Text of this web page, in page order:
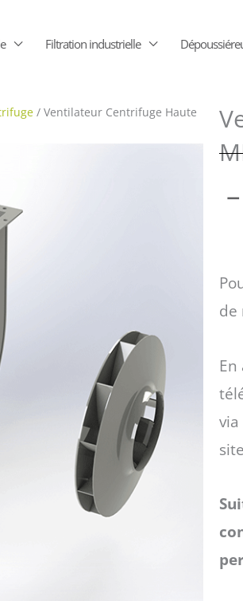
Filtration industrielle
/ Ventilateur Centrifuge Haute
–
de
via